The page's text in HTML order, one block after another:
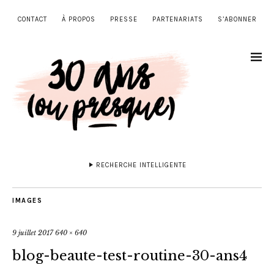
CONTACT À PROPOS PRESSE PARTENARIATS S’ABONNER
RECHERCHE INTELLIGENTE
IMAGES
9 juillet 2017 640 × 640
blog-beaute-test-routine-30-ans4